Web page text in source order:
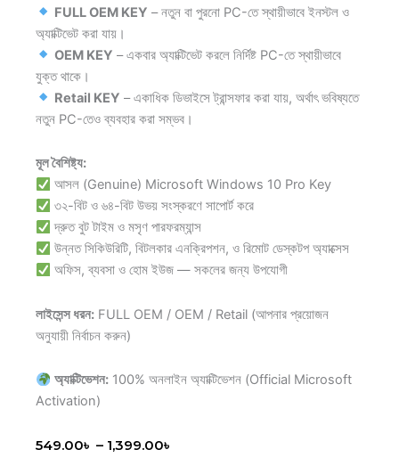
FULL OEM KEY – নতুন বা পুরনো PC-তে স্থায়ীভাবে ইনস্টল ও
অ্যাক্টিভেট করা যায়।
OEM KEY – একবার অ্যাক্টিভেট করলে নির্দিষ্ট PC-তে স্থায়ীভাবে
যুক্ত থাকে।
Retail KEY – একাধিক ডিভাইসে ট্রান্সফার করা যায়, অর্থাৎ ভবিষ্যতে
নতুন PC-তেও ব্যবহার করা সম্ভব।
মূল বৈশিষ্ট্য:
আসল (Genuine) Microsoft Windows 10 Pro Key
৩২-বিট ও ৬৪-বিট উভয় সংস্করণে সাপোর্ট করে
দ্রুত বুট টাইম ও মসৃণ পারফরম্যান্স
উন্নত সিকিউরিটি, বিটলকার এনক্রিপশন, ও রিমোট ডেস্কটপ অ্যাক্সেস
অফিস, ব্যবসা ও হোম ইউজ — সকলের জন্য উপযোগী
লাইসেন্স ধরন: FULL OEM / OEM / Retail (আপনার প্রয়োজন
অনুযায়ী নির্বাচন করুন)
অ্যাক্টিভেশন:100% অনলাইন অ্যাক্টিভেশন (Official Microsoft
Activation)
549.00৳ – 1,399.00৳